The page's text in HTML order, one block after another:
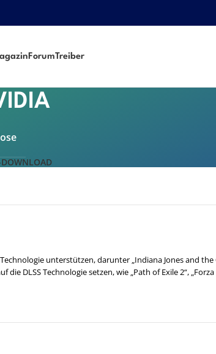
ForumTreiber
DOWNLOAD
unterstützen, darunter „Indiana Jones and the
DLSS Technologie setzen, wie „Path of Exile 2“,